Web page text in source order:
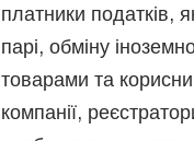
платники податків,
парі, обміну
товарами та
компанії,